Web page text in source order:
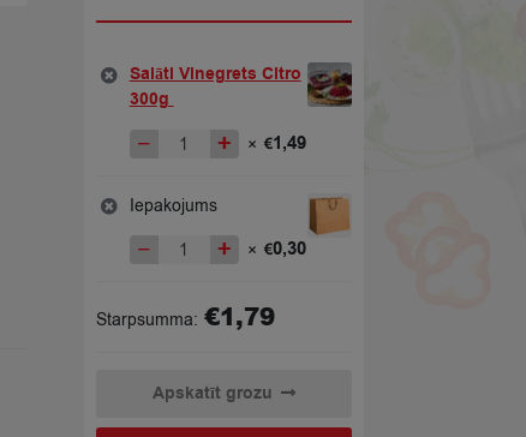
Salāti Vinegrets Citro
300g
−
Citro
quantity
+ × €1,49
Iepakojums
−
Iepakojums
+ × €0,30
Starpsumma: €1,79
Apskatīt grozu